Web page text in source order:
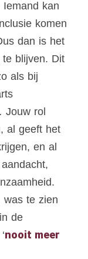
kan
komen
dan is het
blijven. Dit
als bij
Jouw rol
al geeft het
en al
was te zien
de
nooit meer